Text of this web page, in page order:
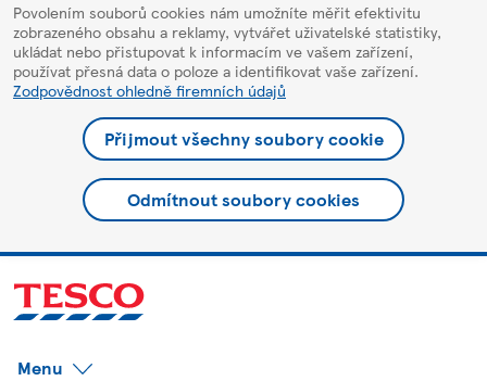
Povolením souborů cookies nám umožníte měřit efektivitu
zobrazeného obsahu a reklamy, vytvářet uživatelské statistiky,
ukládat nebo přistupovat k informacím ve vašem zařízení,
používat přesná data o poloze a identifikovat vaše zařízení.
Zodpovědnost ohledně firemních údajů
Přijmout všechny soubory cookie
Odmítnout soubory cookies
Menu